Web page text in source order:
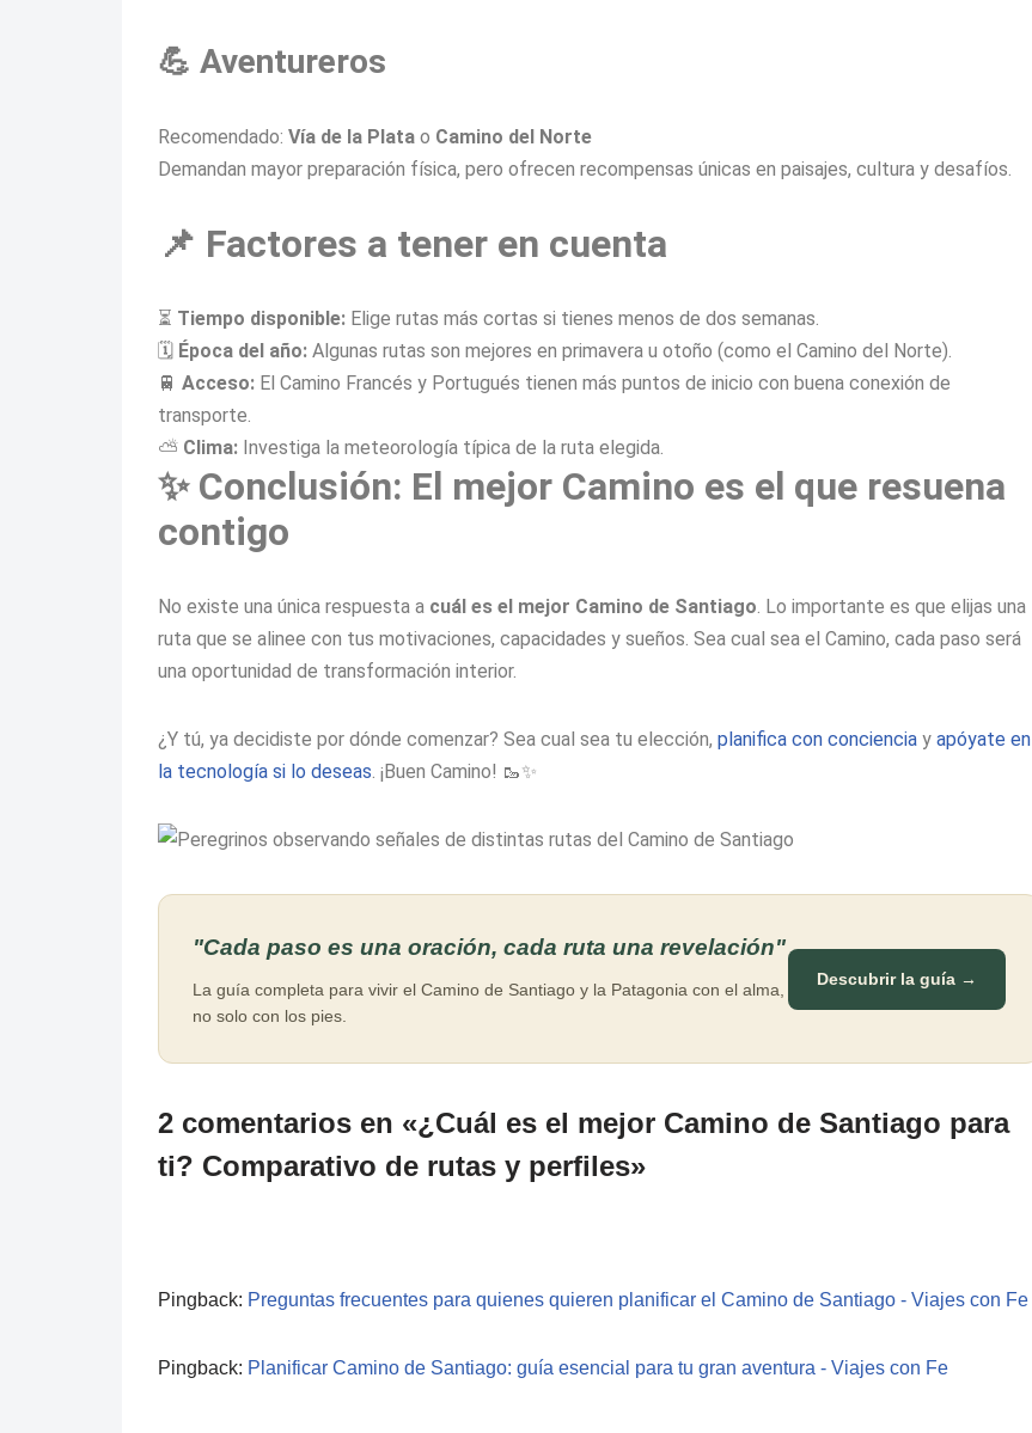
💪 Aventureros
Recomendado: Vía de la Plata o Camino del Norte
Demandan mayor preparación física, pero ofrecen recompensas únicas en paisajes, cultura y desafíos.
📌 Factores a tener en cuenta
⏳ Tiempo disponible: Elige rutas más cortas si tienes menos de dos semanas.
🗓️ Época del año: Algunas rutas son mejores en primavera u otoño (como el Camino del Norte).
🚆 Acceso: El Camino Francés y Portugués tienen más puntos de inicio con buena conexión de
transporte.
⛅ Clima: Investiga la meteorología típica de la ruta elegida.
✨ Conclusión: El mejor Camino es el que resuena
contigo
No existe una única respuesta a cuál es el mejor Camino de Santiago. Lo importante es que elijas una
ruta que se alinee con tus motivaciones, capacidades y sueños. Sea cual sea el Camino, cada paso será
una oportunidad de transformación interior.
¿Y tú, ya decidiste por dónde comenzar? Sea cual sea tu elección, planifica con conciencia y apóyate en
la tecnología si lo deseas. ¡Buen Camino! 🥾✨
"Cada paso es una oración, cada ruta una revelación"
La guía completa para vivir el Camino de Santiago y la Patagonia con el alma,
no solo con los pies.
Descubrir la guía →
2 comentarios en «¿Cuál es el mejor Camino de Santiago para
ti? Comparativo de rutas y perfiles»
Pingback: Preguntas frecuentes para quienes quieren planificar el Camino de Santiago - Viajes con Fe
Pingback: Planificar Camino de Santiago: guía esencial para tu gran aventura - Viajes con Fe